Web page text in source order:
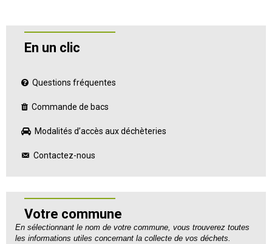
En un clic
Questions fréquentes
Commande de bacs
Modalités d’accès aux déchèteries
Contactez-nous
Votre commune
En sélectionnant le nom de votre commune, vous trouverez toutes
les informations utiles concernant la collecte de vos déchets.